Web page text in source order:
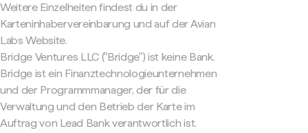
Weitere Einzelheiten findest du in der
Karteninhabervereinbarung und auf der Avian
Labs Website.
Bridge Ventures LLC ("Bridge") ist keine Bank.
Bridge ist ein Finanztechnologieunternehmen
und der Programmmanager, der für die
Verwaltung und den Betrieb der Karte im
Auftrag von Lead Bank verantwortlich ist.